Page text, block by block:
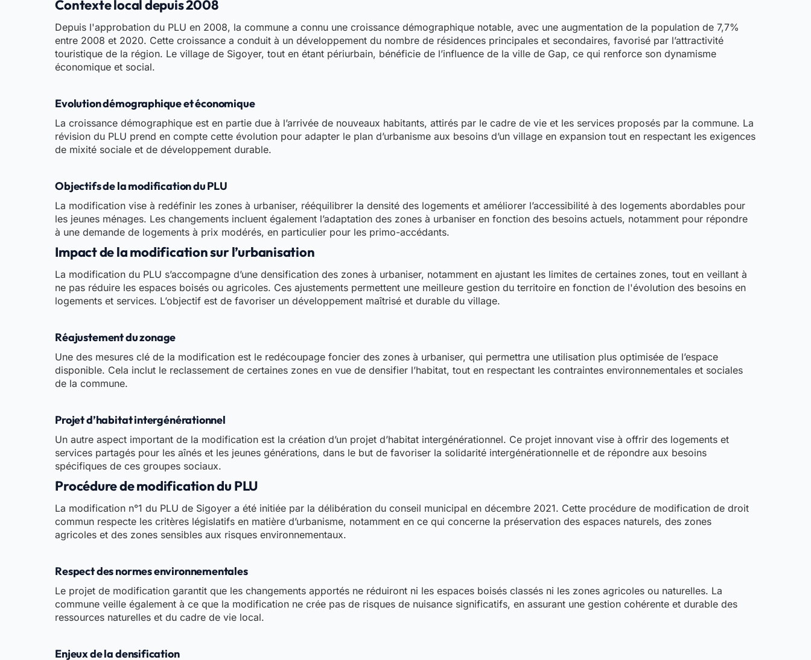
Contexte local depuis 2008
Depuis l'approbation du PLU en 2008, la commune a connu une croissance démographique notable, avec une augmentation de la population de 7,7%
entre 2008 et 2020. Cette croissance a conduit à un développement du nombre de résidences principales et secondaires, favorisé par l’attractivité
touristique de la région. Le village de Sigoyer, tout en étant périurbain, bénéficie de l’influence de la ville de Gap, ce qui renforce son dynamisme
économique et social.
Evolution démographique et économique
La croissance démographique est en partie due à l’arrivée de nouveaux habitants, attirés par le cadre de vie et les services proposés par la commune. La
révision du PLU prend en compte cette évolution pour adapter le plan d’urbanisme aux besoins d’un village en expansion tout en respectant les exigences
de mixité sociale et de développement durable.
Objectifs de la modification du PLU
La modification vise à redéfinir les zones à urbaniser, rééquilibrer la densité des logements et améliorer l’accessibilité à des logements abordables pour
les jeunes ménages. Les changements incluent également l’adaptation des zones à urbaniser en fonction des besoins actuels, notamment pour répondre
à une demande de logements à prix modérés, en particulier pour les primo-accédants.
Impact de la modification sur l’urbanisation
La modification du PLU s’accompagne d’une densification des zones à urbaniser, notamment en ajustant les limites de certaines zones, tout en veillant à
ne pas réduire les espaces boisés ou agricoles. Ces ajustements permettent une meilleure gestion du territoire en fonction de l'évolution des besoins en
logements et services. L’objectif est de favoriser un développement maîtrisé et durable du village.
Réajustement du zonage
Une des mesures clé de la modification est le redécoupage foncier des zones à urbaniser, qui permettra une utilisation plus optimisée de l’espace
disponible. Cela inclut le reclassement de certaines zones en vue de densifier l’habitat, tout en respectant les contraintes environnementales et sociales
de la commune.
Projet d’habitat intergénérationnel
Un autre aspect important de la modification est la création d’un projet d’habitat intergénérationnel. Ce projet innovant vise à offrir des logements et
services partagés pour les aînés et les jeunes générations, dans le but de favoriser la solidarité intergénérationnelle et de répondre aux besoins
spécifiques de ces groupes sociaux.
Procédure de modification du PLU
La modification n°1 du PLU de Sigoyer a été initiée par la délibération du conseil municipal en décembre 2021. Cette procédure de modification de droit
commun respecte les critères législatifs en matière d’urbanisme, notamment en ce qui concerne la préservation des espaces naturels, des zones
agricoles et des zones sensibles aux risques environnementaux.
Respect des normes environnementales
Le projet de modification garantit que les changements apportés ne réduiront ni les espaces boisés classés ni les zones agricoles ou naturelles. La
commune veille également à ce que la modification ne crée pas de risques de nuisance significatifs, en assurant une gestion cohérente et durable des
ressources naturelles et du cadre de vie local.
Enjeux de la densification